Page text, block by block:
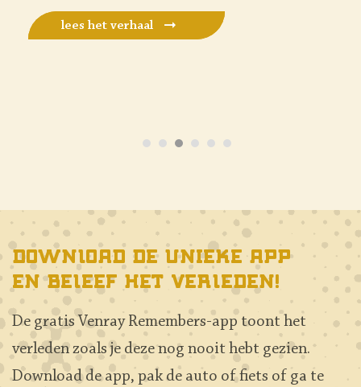
Kamphoefweg de soldaten...
Download de unieke app
en beleef het verleden!
De gratis Venray Remembers-app toont het
verleden zoals je deze nog nooit hebt gezien.
Download de app, pak de auto of fiets of ga te